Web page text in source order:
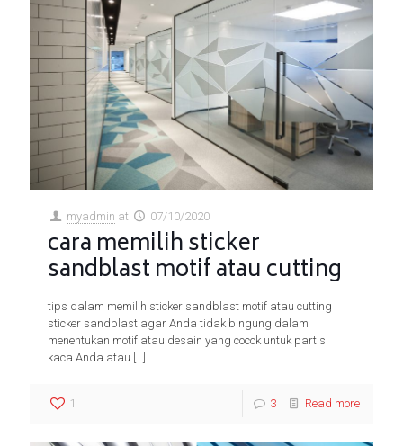
myadmin at 07/10/2020
cara memilih sticker
sandblast motif atau cutting
tips dalam memilih sticker sandblast motif atau cutting
sticker sandblast agar Anda tidak bingung dalam
menentukan motif atau desain yang cocok untuk partisi
kaca Anda atau […]
1 3 Read more